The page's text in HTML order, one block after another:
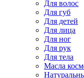
Для волос
Для губ
Для детей
Для лица
Для ног
Для рук
Для тела
Масла